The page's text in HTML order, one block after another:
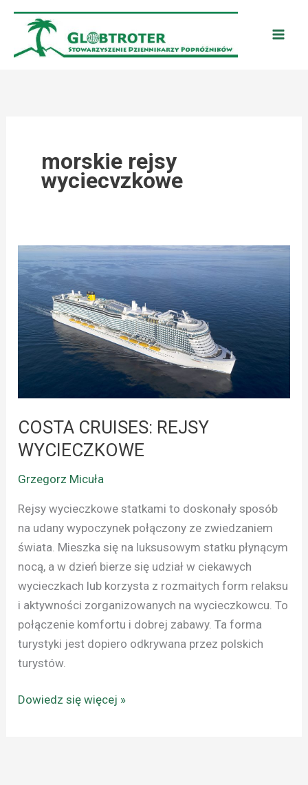
Przejdź
treści
morskie rejsy
wyciecvzkowe
COSTA CRUISES: REJSY
WYCIECZKOWE
Grzegorz Micuła
Rejsy wycieczkowe statkami to doskonały sposób
na udany wypoczynek połączony ze zwiedzaniem
świata. Mieszka się na luksusowym statku płynącym
nocą, a w dzień bierze się udział w ciekawych
wycieczkach lub korzysta z rozmaitych form relaksu
i aktywności zorganizowanych na wycieczkowcu. To
połączenie komfortu i dobrej zabawy. Ta forma
turystyki jest dopiero odkrywana przez polskich
turystów.
COSTA
CRUISES:
REJSY
WYCIECZKOWE
Dowiedz się więcej »